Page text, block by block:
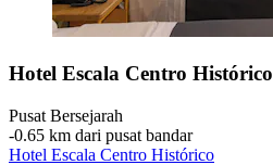
Hotel Escala Centro Histórico
Pusat Bersejarah
‐0.65 km dari pusat bandar
Hotel Escala Centro Histórico